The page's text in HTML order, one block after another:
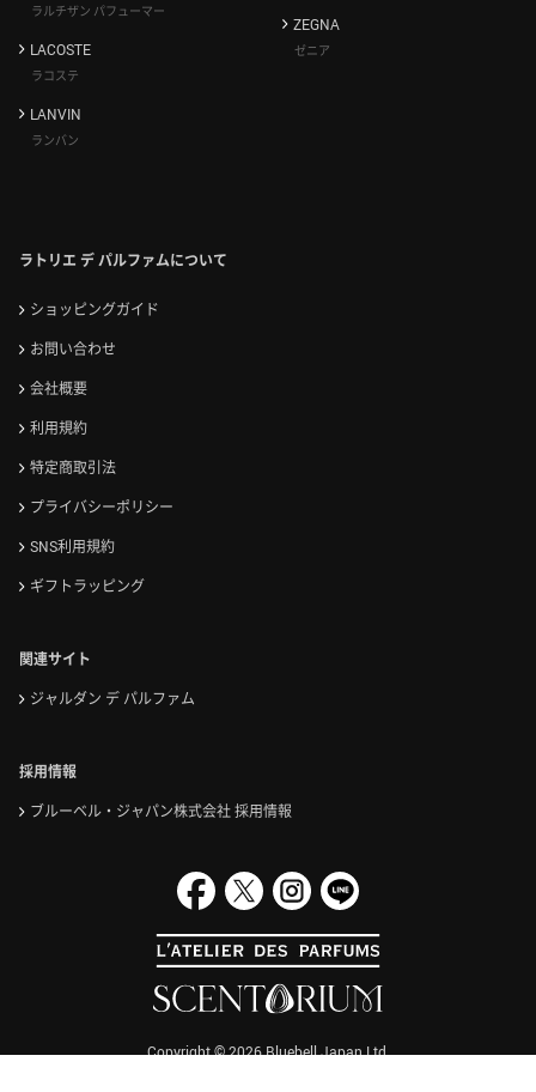
ラトリエ デ パルファムについて
ショッピングガイド
お問い合わせ
会社概要
利用規約
特定商取引法
プライバシーポリシー
SNS利用規約
ギフトラッピング
関連サイト
ジャルダン デ パルファム
採用情報
ブルーベル・ジャパン株式会社 採用情報
ラルチザン パフューマー
LACOSTE
ラコステ
LANVIN
ランバン
ZEGNA
ゼニア
Copyright ©2026Bluebell Japan Ltd.